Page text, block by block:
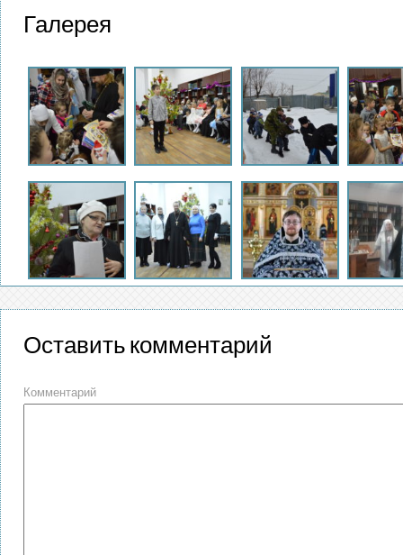
Галерея
Оставить комментарий
Комментарий